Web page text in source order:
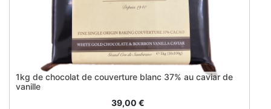
1kg de chocolat de couverture blanc 37% au caviar de
vanille
39,00 €